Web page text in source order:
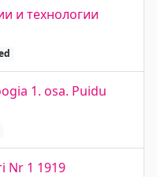
и технологии
1. osa. Puidu
Nr 1 1919